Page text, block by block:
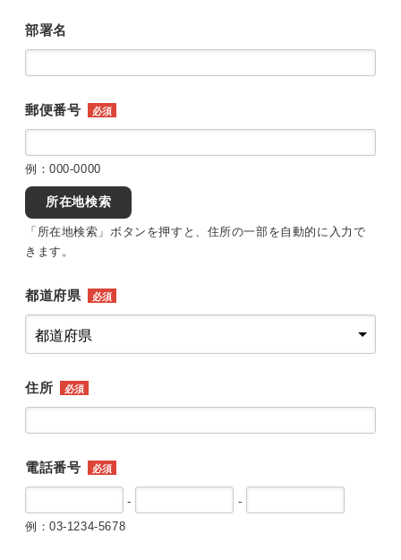
部署名
郵便番号 必須
例：000-0000
所在地検索
「所在地検索」ボタンを押すと、住所の一部を自動的に入力で
きます。
都道府県 必須
住所 必須
電話番号 必須
-
-
例：03-1234-5678